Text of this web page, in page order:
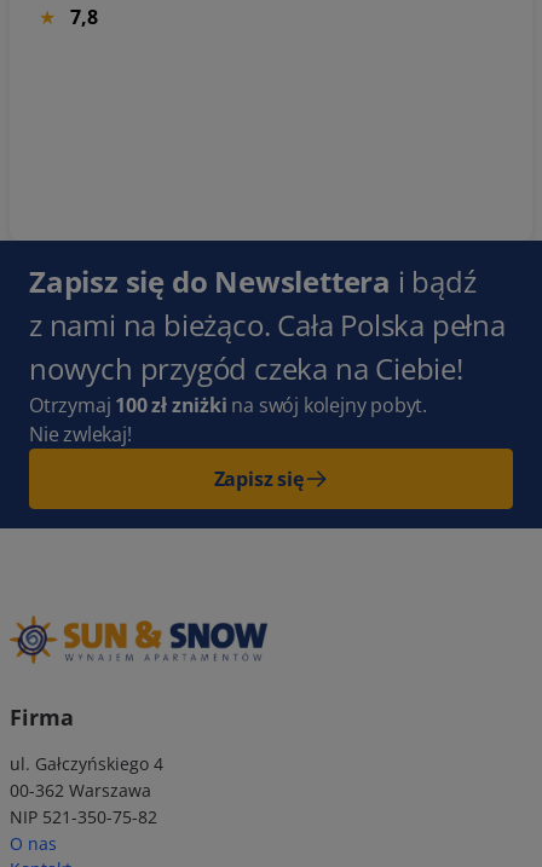
7,8
Zapisz się do Newslettera i bądź
z nami na bieżąco. Cała Polska pełna
nowych przygód czeka na Ciebie!
Otrzymaj 100 zł zniżki na swój kolejny pobyt.
Nie zwlekaj!
Zapisz się
Firma
ul. Gałczyńskiego 4
00-362 Warszawa
NIP 521-350-75-82
O nas